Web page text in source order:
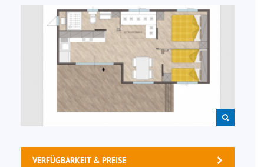
VERFÜGBARKEIT & PREISE